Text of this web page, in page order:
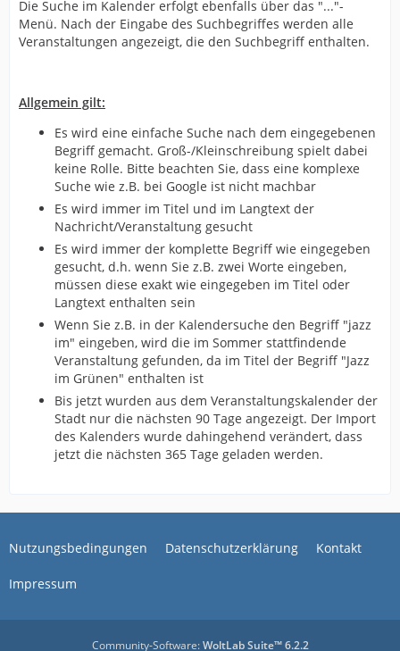
Die Suche im Kalender erfolgt ebenfalls über das "..."-
Menü. Nach der Eingabe des Suchbegriffes werden alle
Veranstaltungen angezeigt, die den Suchbegriff enthalten.
Allgemein gilt:
Es wird eine einfache Suche nach dem eingegebenen
Begriff gemacht. Groß-/Kleinschreibung spielt dabei
keine Rolle. Bitte beachten Sie, dass eine komplexe
Suche wie z.B. bei Google ist nicht machbar
Es wird immer im Titel und im Langtext der
Nachricht/Veranstaltung gesucht
Es wird immer der komplette Begriff wie eingegeben
gesucht, d.h. wenn Sie z.B. zwei Worte eingeben,
müssen diese exakt wie eingegeben im Titel oder
Langtext enthalten sein
Wenn Sie z.B. in der Kalendersuche den Begriff "jazz
im" eingeben, wird die im Sommer stattfindende
Veranstaltung gefunden, da im Titel der Begriff "Jazz
im Grünen" enthalten ist
Bis jetzt wurden aus dem Veranstaltungskalender der
Stadt nur die nächsten 90 Tage angezeigt. Der Import
des Kalenders wurde dahingehend verändert, dass
jetzt die nächsten 365 Tage geladen werden.
Nutzungsbedingungen Datenschutzerklärung Kontakt
Impressum
Community-Software:WoltLab Suite™ 6.2.2